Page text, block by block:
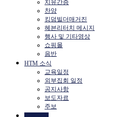
치유간증
찬양
킹덤빌더매거진
헤븐리터치 메시지
행사 및 기타영상
쇼핑몰
음반
HTM 소식
교육일정
외부집회 일정
공지사항
보도자료
주보